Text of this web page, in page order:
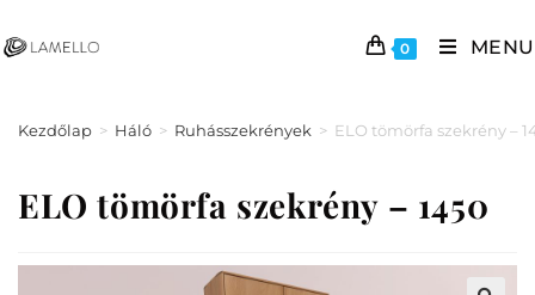
0 MENU
Kezdőlap > Háló > Ruhásszekrények > ELO tömörfa szekrény –
ELO tömörfa szekrény – 1450